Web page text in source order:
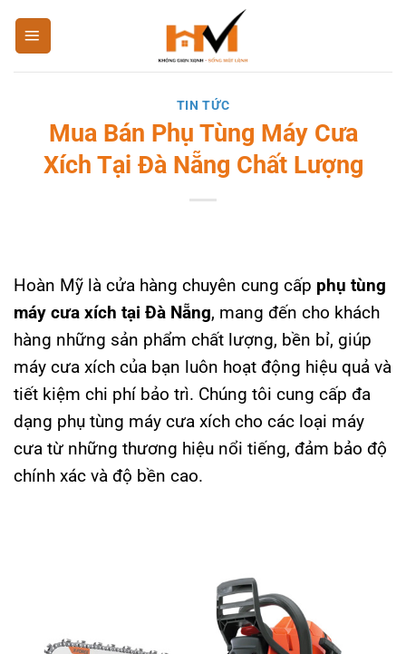
qua
nội
TIN TỨC
Mua Bán Phụ Tùng Máy Cưa
Xích Tại Đà Nẵng Chất Lượng
Hoàn Mỹ là cửa hàng chuyên cung cấp phụ tùng
máy cưa xích tại Đà Nẵng, mang đến cho khách
hàng những sản phẩm chất lượng, bền bỉ, giúp
máy cưa xích của bạn luôn hoạt động hiệu quả và
tiết kiệm chi phí bảo trì. Chúng tôi cung cấp đa
dạng phụ tùng máy cưa xích cho các loại máy
cưa từ những thương hiệu nổi tiếng, đảm bảo độ
chính xác và độ bền cao.